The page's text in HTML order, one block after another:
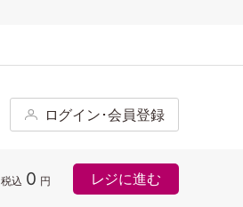
ログイン･会員登録
税込 0 円 レジに進む